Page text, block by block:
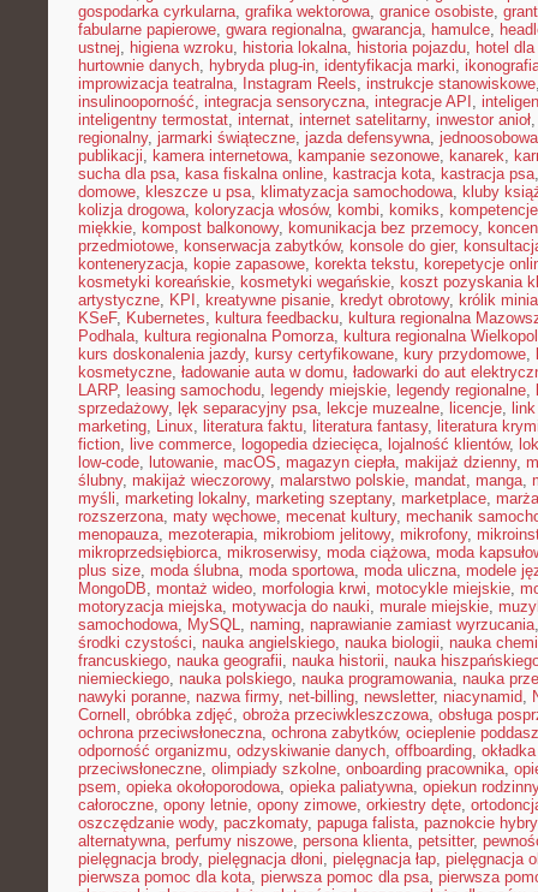
gospodarka cyrkularna, grafika wektorowa, granice osobiste,
fabularne papierowe, gwara regionalna, gwarancja, hamulce,
ustnej, higiena wzroku, historia lokalna, historia pojazdu, hotel
hurtownie danych, hybryda plug-in, identyfikacja marki,
improwizacja teatralna, Instagram Reels, instrukcje stanowiskowe
insulinooporność, integracja sensoryczna, integracje API ,
inteligentny termostat, internat, internet satelitarny, inwestor anioł
regionalny, jarmarki świąteczne, jazda defensywna,
publikacji, kamera internetowa, kampanie sezonowe, kanarek,
sucha dla psa, kasa fiskalna online, kastracja kota, kastracja psa
domowe, kleszcze u psa, klimatyzacja samochodowa, kluby
kolizja drogowa, koloryzacja włosów, kombi, komiks,
miękkie, kompost balkonowy, komunikacja bez przemocy,
przedmiotowe, konserwacja zabytków, konsole do gier,
konteneryzacja, kopie zapasowe, korekta tekstu, korepetycje
kosmetyki koreańskie, kosmetyki wegańskie, koszt pozyskania
artystyczne, KPI , kreatywne pisanie, kredyt obrotowy, królik
KSeF, Kubernetes, kultura feedbacku, kultura regionalna
Podhala, kultura regionalna Pomorza, kultura regionalna
kurs doskonalenia jazdy, kursy certyfikowane, kury przydomowe,
kosmetyczne, ładowanie auta w domu, ładowarki do aut
LARP, leasing samochodu, legendy miejskie, legendy regionalne,
sprzedażowy, lęk separacyjny psa, lekcje muzealne, licencje,
marketing, Linux, literatura faktu, literatura fantasy, literatura
fiction, live commerce, logopedia dziecięca, lojalność klientów,
low-code, lutowanie, macOS, magazyn ciepła, makijaż dzienny,
ślubny, makijaż wieczorowy, malarstwo polskie, mandat, manga,
myśli, marketing lokalny, marketing szeptany, marketplace, marża
rozszerzona, maty węchowe, mecenat kultury, mechanik
menopauza, mezoterapia, mikrobiom jelitowy, mikrofony,
mikroprzedsiębiorca, mikroserwisy, moda ciążowa, moda
plus size, moda ślubna, moda sportowa, moda uliczna, modele
MongoDB, montaż wideo, morfologia krwi, motocykle miejskie,
motoryzacja miejska, motywacja do nauki, murale miejskie,
samochodowa, MySQL, naming, naprawianie zamiast wyrzucania
środki czystości, nauka angielskiego, nauka biologii, nauka
francuskiego, nauka geografii, nauka historii, nauka
niemieckiego, nauka polskiego, nauka programowania, nauka
nawyki poranne, nazwa firmy, net-billing, newsletter, niacynamid,
Cornell , obróbka zdjęć, obroża przeciwkleszczowa, obsługa
ochrona przeciwsłoneczna, ochrona zabytków, ocieplenie
odporność organizmu, odzyskiwanie danych, offboarding,
przeciwsłoneczne, olimpiady szkolne, onboarding pracownika,
psem, opieka okołoporodowa, opieka paliatywna, opiekun rodzinny
całoroczne, opony letnie, opony zimowe, orkiestry dęte,
oszczędzanie wody, paczkomaty, papuga falista, paznokcie
alternatywna, perfumy niszowe, persona klienta, petsitter,
pielęgnacja brody, pielęgnacja dłoni, pielęgnacja łap, pielęgnacja
pierwsza pomoc dla kota, pierwsza pomoc dla psa, pierwsza